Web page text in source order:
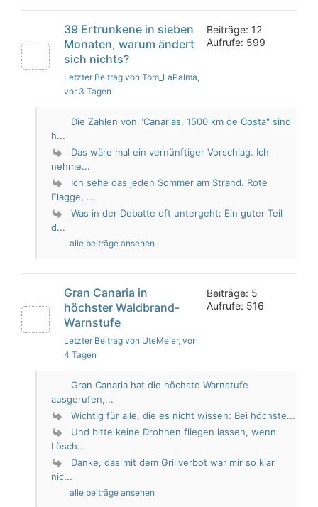
39 Ertrunkene in sieben
Monaten, warum ändert
sich nichts?
Letzter Beitrag von Tom_LaPalma,
vor 3 Tagen
Beiträge: 12
Aufrufe: 599
Die Zahlen von "Canarias, 1500 km de Costa" sind
h...
Das wäre mal ein vernünftiger Vorschlag. Ich
nehme...
Ich sehe das jeden Sommer am Strand. Rote
Flagge, ...
Was in der Debatte oft untergeht: Ein guter Teil
d...
alle beiträge ansehen
Gran Canaria in
höchster Waldbrand-
Warnstufe
Letzter Beitrag von UteMeier, vor
4 Tagen
Beiträge: 5
Aufrufe: 516
Gran Canaria hat die höchste Warnstufe
ausgerufen,...
Wichtig für alle, die es nicht wissen: Bei höchste...
Und bitte keine Drohnen fliegen lassen, wenn
Lösch...
Danke, das mit dem Grillverbot war mir so klar
nic...
alle beiträge ansehen